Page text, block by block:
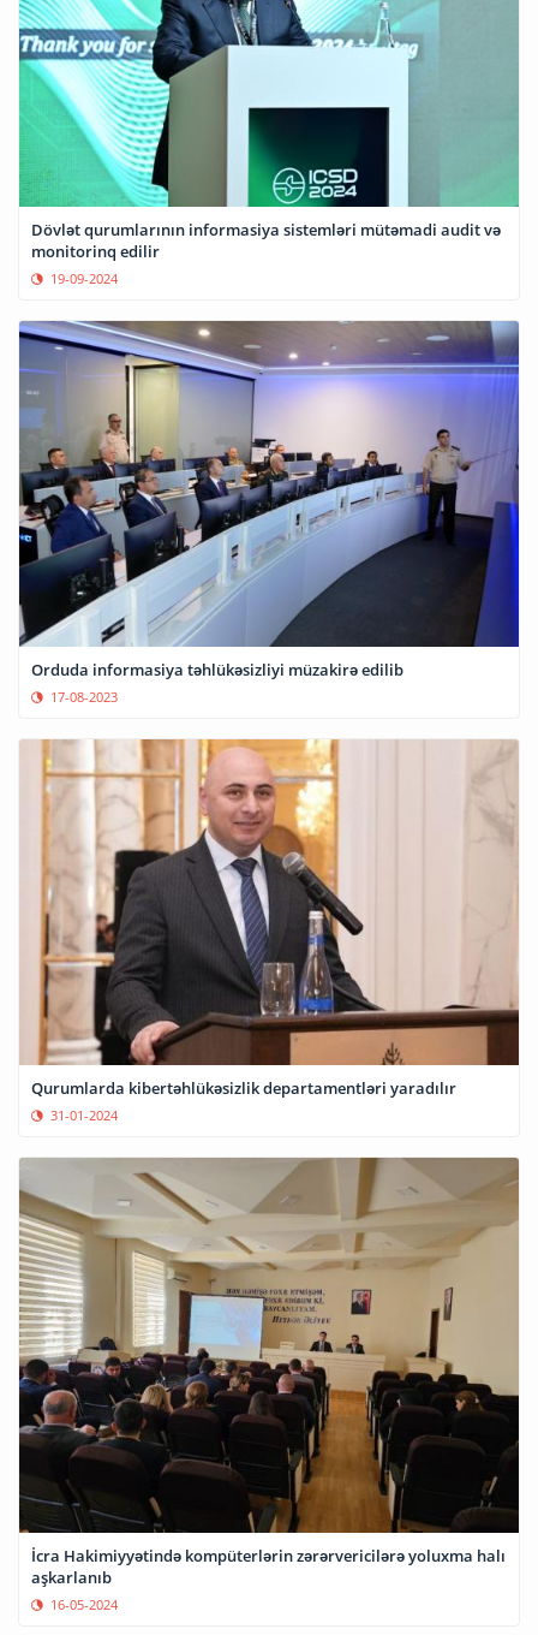
Dövlət qurumlarının informasiya sistemləri mütəmadi audit və
monitorinq edilir
19-09-2024
Orduda informasiya təhlükəsizliyi müzakirə edilib
17-08-2023
Qurumlarda kibertəhlükəsizlik departamentləri yaradılır
31-01-2024
İcra Hakimiyyətində kompüterlərin zərərvericilərə yoluxma halı
aşkarlanıb
16-05-2024